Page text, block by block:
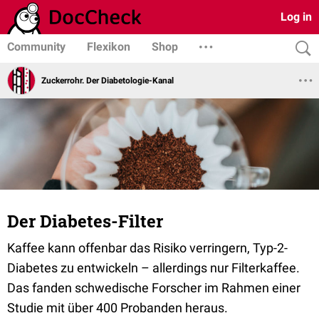
Log in
Community Flexikon Shop
Zuckerrohr. Der Diabetologie-Kanal
Der Diabetes-Filter
Kaffee kann offenbar das Risiko verringern, Typ-2-
Diabetes zu entwickeln – allerdings nur Filterkaffee.
Das fanden schwedische Forscher im Rahmen einer
Studie mit über 400 Probanden heraus.